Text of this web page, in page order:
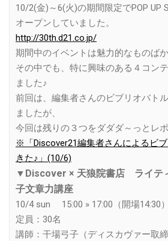
10/2(金)～6(火)の期間限定でPOP UP
オープンしていました。
http://30th.d21.co.jp/
期間中のイベントは魅力的なものば
その中でも、特に興味のある４コン
ました♪
前回は、編集者さんのビブリオバト
ましたが、
今回は残りの３つをダダダ～っとレ
※「Discover21編集者さんによるビ
きた♪」(10/6)
▼ Discover × 天狼院書店 ライテ
子文章力講座
10/4 sun 15:00 » 17:00（開場14:30）
定員：30名
講師：干場弓子（ディスカヴァー取締